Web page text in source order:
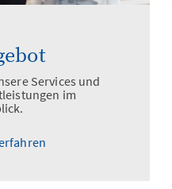
Services und
im